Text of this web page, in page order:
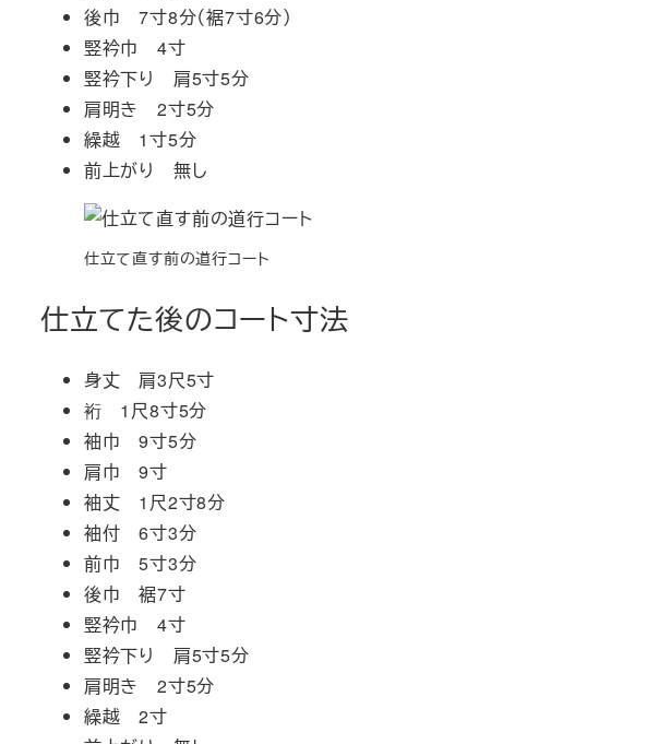
後巾 7寸8分（裾7寸6分）
竪衿巾 4寸
竪衿下り 肩5寸5分
肩明き 2寸5分
繰越 1寸5分
前上がり 無し
仕立て直す前の道行コート
仕立てた後のコート寸法
身丈 肩3尺5寸
裄 1尺8寸5分
袖巾 9寸5分
肩巾 9寸
袖丈 1尺2寸8分
袖付 6寸3分
前巾 5寸3分
後巾 裾7寸
竪衿巾 4寸
竪衿下り 肩5寸5分
肩明き 2寸5分
繰越 2寸